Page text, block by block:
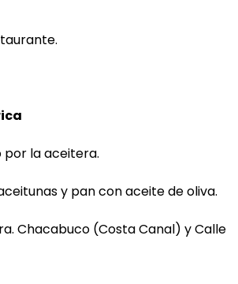
por la aceitera.
y pan con aceite de oliva.
Chacabuco (Costa Canal) y Calle